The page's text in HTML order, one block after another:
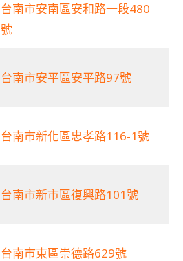
台南市安南區安和路一段480
號
台南市安平區安平路97號
台南市新化區忠孝路116-1號
台南市新市區復興路101號
台南市東區崇德路629號